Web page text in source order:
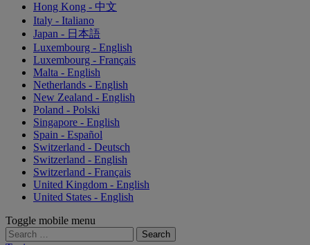
Hong Kong - 中文
Italy - Italiano
Japan - 日本語
Luxembourg - English
Luxembourg - Français
Malta - English
Netherlands - English
New Zealand - English
Poland - Polski
Singapore - English
Spain - Español
Switzerland - Deutsch
Switzerland - English
Switzerland - Français
United Kingdom - English
United States - English
Toggle mobile menu
Search